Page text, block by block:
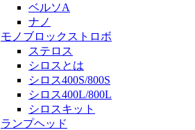
ベルソA
ナノ
モノブロックストロボ
ステロス
シロスとは
シロス400S/800S
シロス400L/800L
シロスキット
ランプヘッド